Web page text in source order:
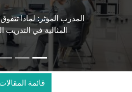
المدرب المؤثر: لماذا
المثالية في التدريب
قائمة المقالات